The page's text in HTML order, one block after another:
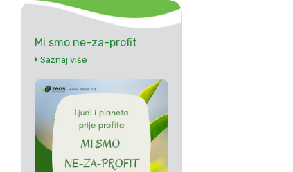
Mi smo ne-za-profit
Saznaj više